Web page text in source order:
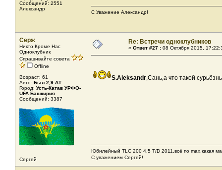
Сообщений: 2551
Александр
С Уважение Александр!
Серж
Никто Кроме Нас
Одноклубник
Спрашивайте совета
Offline
Возраст: 61
Авто: Был 2,9 АТ.
Город: Усть-Катав УРФО-
UFA Башкирия
Сообщений: 3387
Сергей
Re: Встречи одноклубников
« Ответ #27 : 08 Октября 2015,
S.Aleksandr,Сань,а что такой
Юбилейный TLC 200 4.5 T/D 2011,всё по max,какая
С уважением Сергей!